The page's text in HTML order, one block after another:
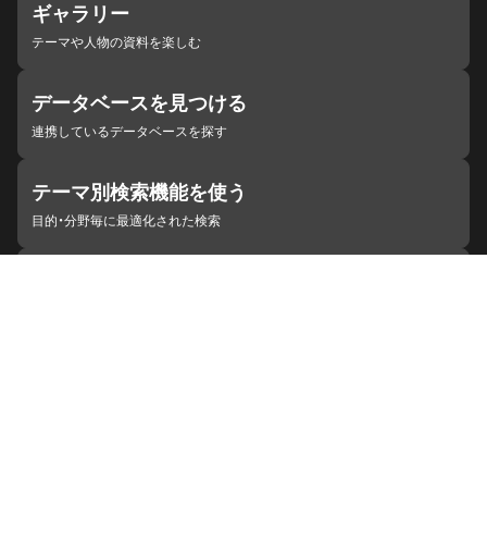
ギャラリー
テーマや人物の資料を楽しむ
データベースを見つける
連携しているデータベースを探す
テーマ別検索機能を使う
目的・分野毎に最適化された検索